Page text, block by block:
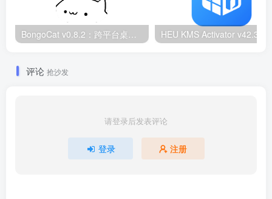
BongoCat v0.8.2：跨平台桌面互动猫咪随加30款皮肤
评论 抢沙发
请登录后发表评论
登录 注册